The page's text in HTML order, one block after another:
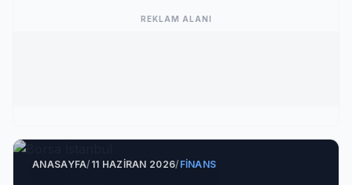
REKLAM ALANI
ANASAYFA/11 HAZIRAN 2026/FINANS